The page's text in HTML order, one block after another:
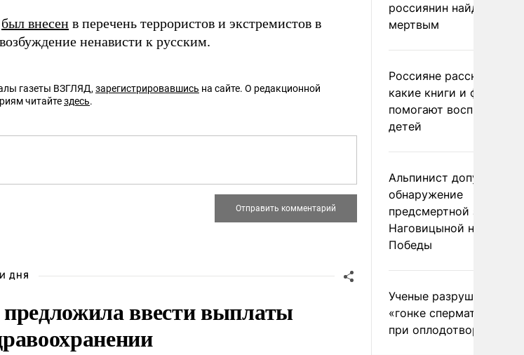
был внесен в перечень террористов и экстремистов в
ненависти к русским.
газеты ВЗГЛЯД, зарегистрировавшись на сайте. О редакционной
читайтездесь.
ДНЯ
ввести выплаты
россиянин найден
мертвым
Россияне рассказали,
какие книги и фильмы
помогают воспитывать
детей
Альпинист допустил
обнаружение
предсмертной записки
Наговицыной на пике
Победы
Ученые разрушили миф
«гонке
при оплодотворении